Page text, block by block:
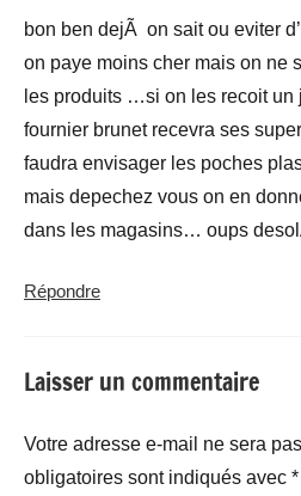
bon ben dejÃ on sait ou eviter
on paye moins cher mais on ne
les produits …si on les recoit
fournier brunet recevra ses
faudra envisager les poches
mais depechez vous on en
dans les magasins… oups
Répondre
Laisser un commentaire
Votre adresse e-mail ne sera
obligatoires sont indiqués avec *